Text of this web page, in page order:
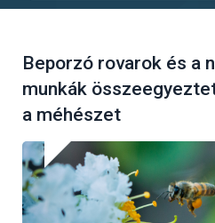
Beporzó rovarok és a
munkák
a méhészet